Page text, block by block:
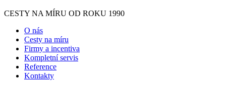
CESTY NA MÍRU OD ROKU 1990
O nás
Cesty na míru
Firmy a incentiva
Kompletní servis
Reference
Kontakty